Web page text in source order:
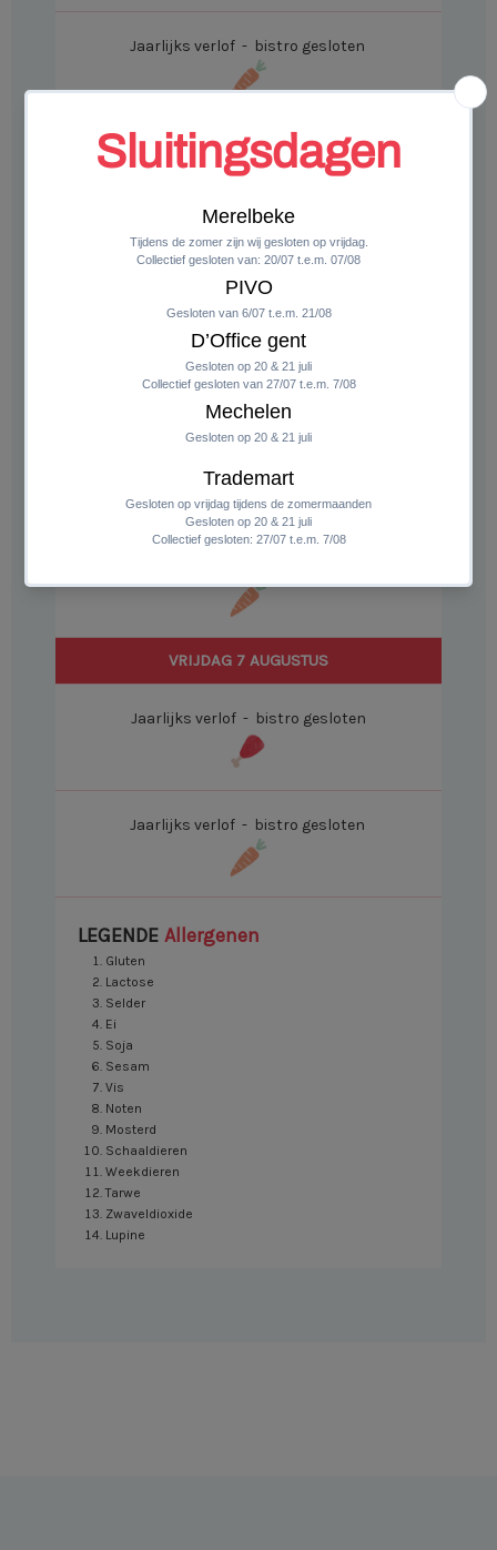
Jaarlijks verlof - bistro gesloten
WOENSDAG 5 AUGUSTUS
Jaarlijks verlof - bistro gesloten
DONDERDAG 6 AUGUSTUS
VRIJDAG 7 AUGUSTUS
Jaarlijks verlof - bistro gesloten
Jaarlijks verlof - bistro gesloten
LEGENDE Allergenen
Gluten
Lactose
Selder
Ei
Soja
Sesam
Vis
Noten
Mosterd
Schaaldieren
Weekdieren
Tarwe
Zwaveldioxide
Lupine